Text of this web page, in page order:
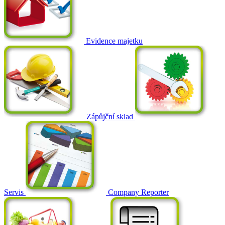
Evidence majetku
Zápůjční sklad
Servis Company Reporter